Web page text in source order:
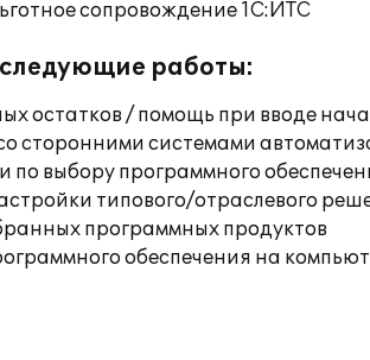
сопровождение 1С:ИТС
работы:
остатков / помощь при вводе
сторонними системами
по выбору программного
типового/отраслевого
программных продуктов
обеспечения на